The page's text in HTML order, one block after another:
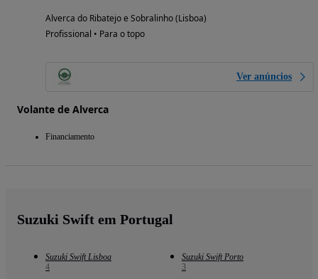
Alverca do Ribatejo e Sobralinho (Lisboa)
Profissional • Para o topo
Ver anúncios
Volante de Alverca
Financiamento
Suzuki Swift em Portugal
Suzuki Swift Lisboa
4
Suzuki Swift Porto
3